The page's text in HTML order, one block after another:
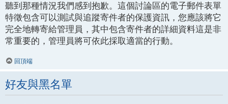
聽到那種情況我們感到抱歉。這個討論區的電子郵件表單
特徵包含可以測試與追蹤寄件者的保護資訊，您應該將它
完全地轉寄給管理員，其中包含寄件者的詳細資料這是非
常重要的，管理員將可依此採取適當的行動。
回頂端
好友與黑名單